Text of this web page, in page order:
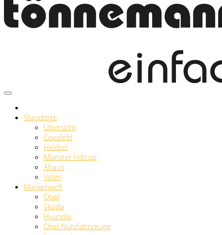
Standorte
Übersicht
Coesfeld
Heiden
Münster Hiltrup
Ahaus
Velen
Markenwelt
Opel
Skoda
Hyundai
Opel Nutzfahrzeuge